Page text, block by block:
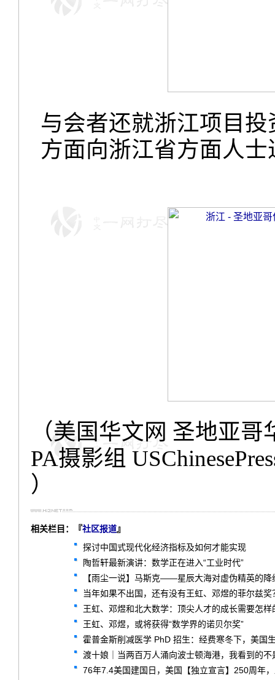
与会者还就浙江项目
方面向浙江省方面人
（美国华文网 圣地亚哥
PA摄影组
）
相关栏目：『社区报道』
探讨中国式现代化经济指标及如何才能实现
陶哲轩最新演讲：数学正在进入“工业时代”
【雨尘一说】马斯克——星辰大海对虚伪精英的降
当年如果不出国，还有没有王虹、邓煜的菲尔兹奖
王虹、邓煜和北大数学：顶尖人才的成长需要怎样
王虹、邓煜，或将获得“数学界的诺贝尔奖”
霍普金斯削减医学 PhD 招生：经费寒冬下，美国
渡十娘｜当两百万人涌向波士顿海港，我看到的不
76年7.4美国建国日，美国【独立宣言】250周年